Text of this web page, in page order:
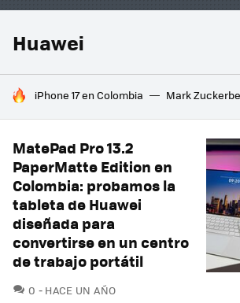
Huawei
HOY SE HABLA DE
iPhone 17 en Colombia Mark
MatePad Pro 13.2
PaperMatte Edition en
Colombia: probamos la
tableta de Huawei
diseñada para
convertirse en un centro
de trabajo portátil
0 COMENTARIOS
HACE UN AÑO